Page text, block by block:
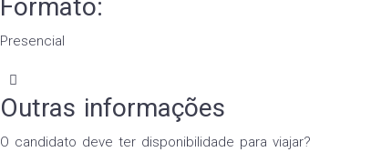
Formato:
Presencial
Outras informações
O candidato deve ter disponibilidade para viajar?